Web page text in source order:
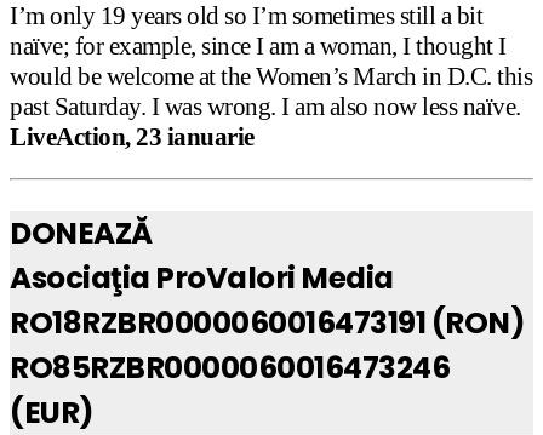
I’m only 19 years old so I’m sometimes still a bit
naïve; for example, since I am a woman, I thought I
would be welcome at the Women’s March in D.C. this
past Saturday. I was wrong. I am also now less naïve.
LiveAction, 23 ianuarie
DONEAZĂ
Asociaţia ProValori Media
RO18RZBR0000060016473191 (RON)
RO85RZBR0000060016473246
(EUR)